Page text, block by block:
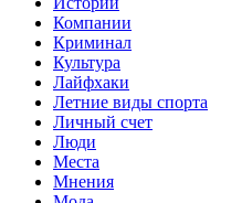
Компании
Криминал
Культура
Лайфхаки
Летние виды спорта
Личный счет
Люди
Места
Мнения